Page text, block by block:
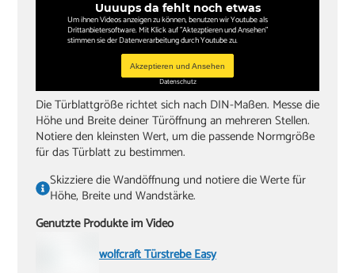
‏Wasserwaagen (60 cm, 180 cm)
‏Zollstock
‏Akkuschrauber oder Bohrmaschine
‏Inbusschlüssel, Größe 4
Uuuups da fehlt noch etwas
Um ihnen Videos anzeigen zu können, benutzen wir Youtube als
Drittanbietersoftware. Mit Klick auf "Aktezptieren und Ansehen"
stimmen sie der Datenverarbeitung durch Youtube zu.
Akzeptieren und Ansehen
Datenschutz
Die Türblattgröße richtet sich nach DIN-Maßen. Messe die
Höhe und Breite deiner Türöffnung an mehreren Stellen.
Notiere den kleinsten Wert, um die passende Normgröße
für das Türblatt zu bestimmen.
Skizziere die Wandöffnung und notiere die Werte für
Höhe, Breite und Wandstärke.
Genutzte Produkte im Video
wolfcraft Türstrebe Easy